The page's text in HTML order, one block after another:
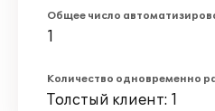
Общее число
1
Количество одновременно
Толстый клиент: 1